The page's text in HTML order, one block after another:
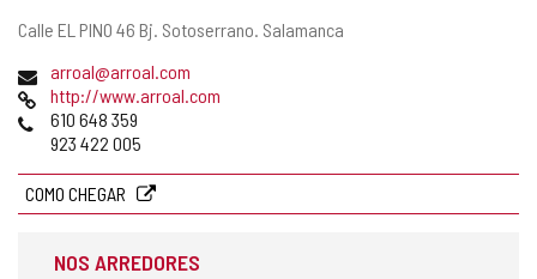
Endereço
Calle EL PINO 46 Bj. Sotoserrano. Salamanca
Endereço
de
email
arroal@arroal.com
Pagina
web
http://www.arroal.com
Telefones
610 648 359
923 422 005
COMO CHEGAR
NOS ARREDORES